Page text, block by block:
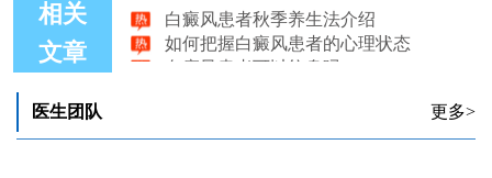
相关
文章
如何把握白癜风患者的心理状态
白癜风患者可以纹身吗
医生团队 更多>